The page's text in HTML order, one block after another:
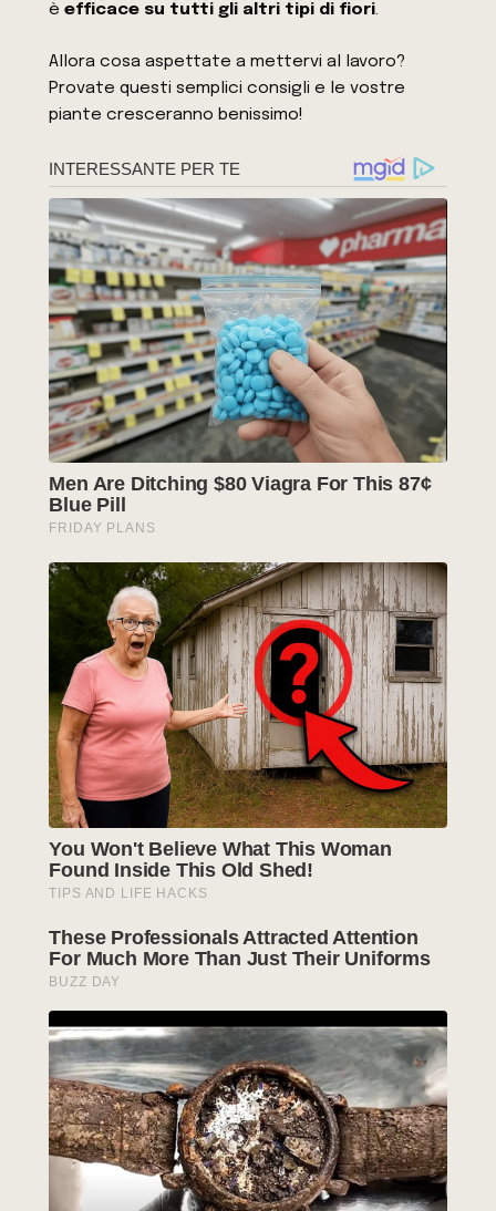
èefficace su tutti gli altri tipi di fiori.
Allora cosa aspettate a mettervi al lavoro?
Provate questi semplici consigli e le vostre
piante cresceranno benissimo!